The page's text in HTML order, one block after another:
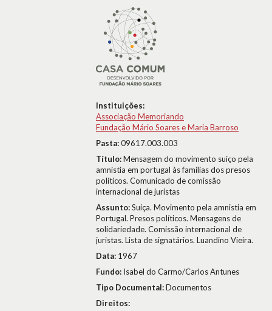
Instituições:
Associação Memoriando
Fundação Mário Soares e Maria Barroso
Pasta:09617.003.003
Título:Mensagem do movimento suiço pela
amnistia em portugal às famílias dos presos
políticos. Comunicado de comissão
internacional de juristas
Assunto:Suiça. Movimento pela amnistia em
Portugal. Presos políticos. Mensagens de
solidariedade. Comissão internacional de
juristas. Lista de signatários. Luandino Vieira.
Data: 1967
Fundo: Isabel do Carmo/Carlos Antunes
Tipo Documental:Documentos
Direitos: